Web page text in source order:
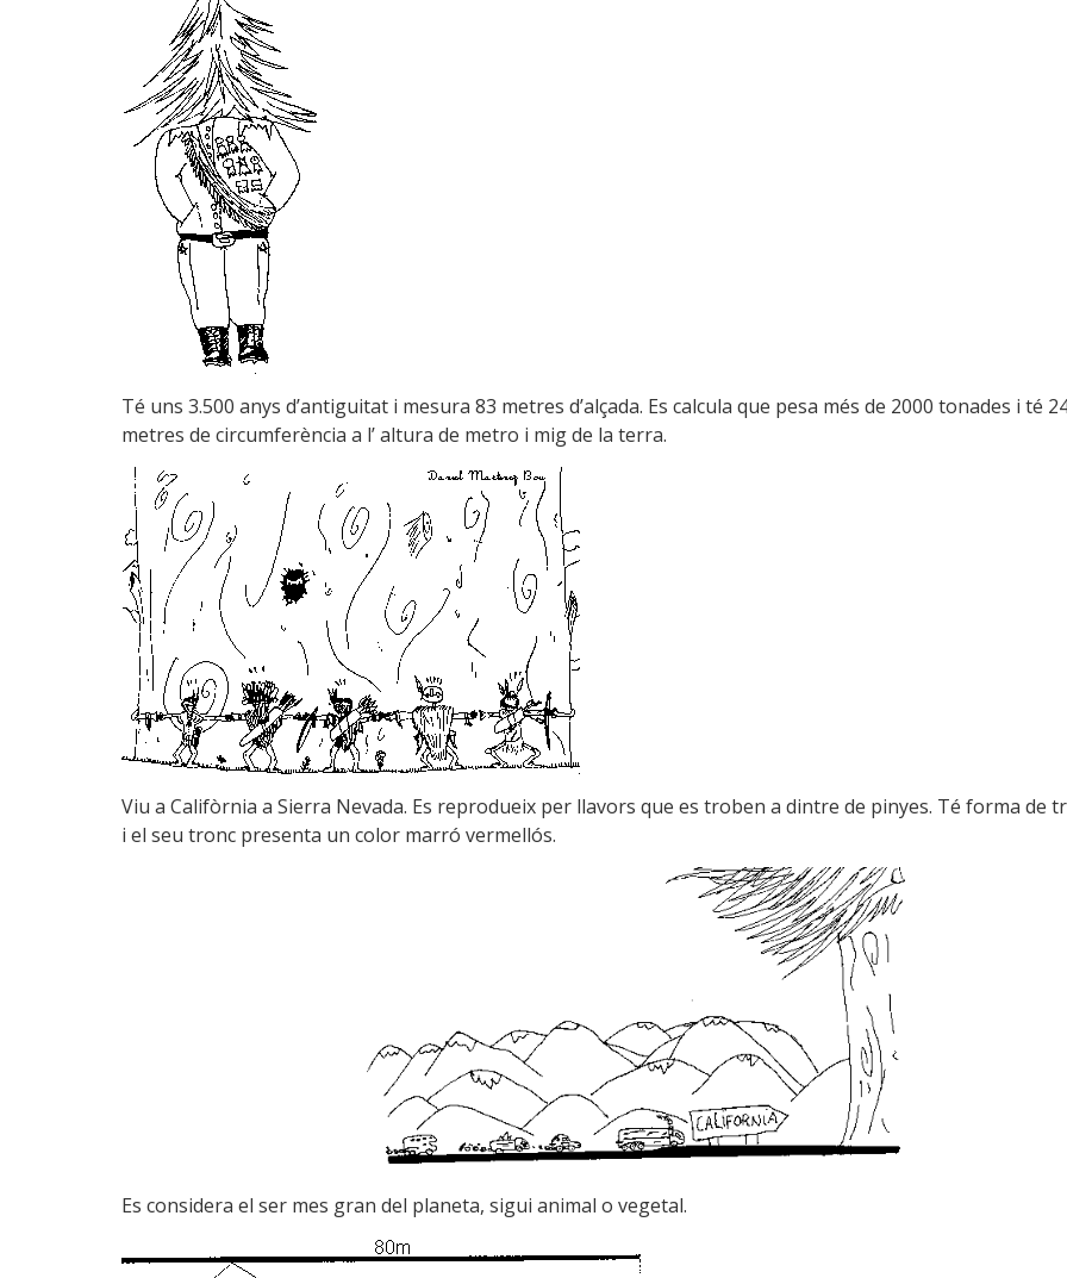
Té uns 3.500 anys d’antiguitat i mesura 83 metres d’alçada. Es calcula que pesa més de 2000 tonades i té
metres de circumferència a l’ altura de metro i mig de la terra.
Viu a Califòrnia a Sierra Nevada. Es reprodueix per llavors que es troben a dintre de pinyes. Té forma de
i el seu tronc presenta un color marró vermellós.
Es considera el ser mes gran del planeta, sigui animal o vegetal.